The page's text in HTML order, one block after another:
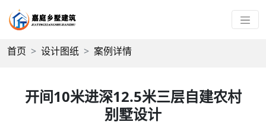
首页 设计图纸 案例详情
开间10米进深12.5米三层自建农村
别墅设计